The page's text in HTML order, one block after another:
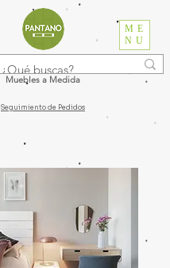
ME
NU
Muebles a Medida
Seguimiento de Pedidos